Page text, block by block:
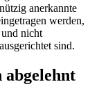
anerkannte
werden,
nicht
sind.